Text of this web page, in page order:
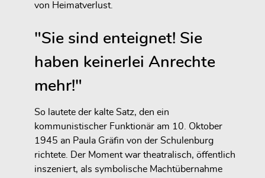
von Heimatverlust.
"Sie sind enteignet! Sie
haben keinerlei Anrechte
mehr!"
So lautete der kalte Satz, den ein
kommunistischer Funktionär am 10. Oktober
1945 an Paula Gräfin von der Schulenburg
richtete. Der Moment war theatralisch, öffentlich
inszeniert, als symbolische Machtübernahme